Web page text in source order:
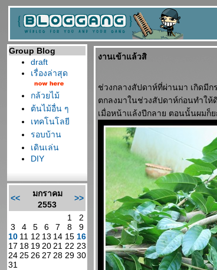
Group Blog
draft
เรื่องล่าสุด
กล้วยไม้
ต้นไม้อื่น ๆ
เทคโนโลยี
รอบบ้าน
เดินเล่น
DIY
<<
มกราคม
2553
>>
1
2
3
4 5 6 7 8
9
10 11 12 13 14 15 16
17 18 19 20 21 22 23
24 25 26 27 28 29 30
31
งานเข้าแล้วสิ
ช่วงกลางสัปดาห์ที่ผ่านมา เกิดมี
ตกลงมาในช่วงสัปดาห์ก่อนทำให้
เมื่อหน้าแล้งปีกลาย ตอนนั้นผมก็